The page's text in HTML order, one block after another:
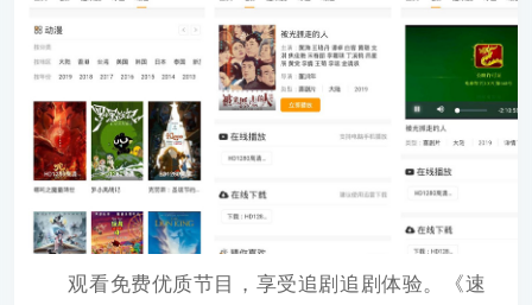
观看免费优质节目，享受追剧追剧体验。《速